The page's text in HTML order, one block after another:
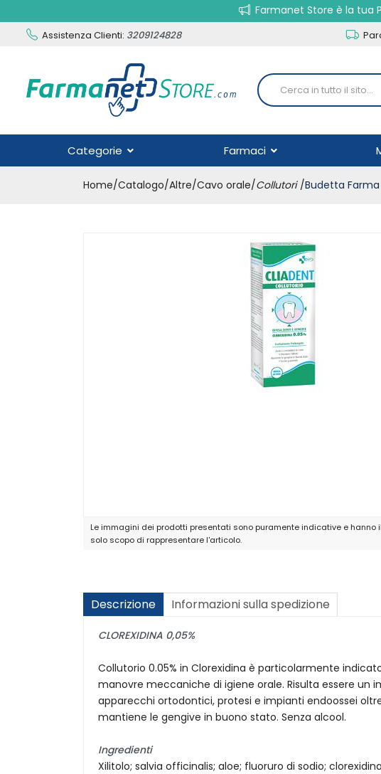
Farmanet Store è la tua
Assistenza Clienti: 3209124828
Categorie Farmaci
Home Catalogo/Altre/Cavo orale/Collutori Budetta
Le immagini dei prodotti presentati sono puramente indicative e hanno il
solo scopo di rappresentare l'articolo.
Descrizione Informazioni sulla spedizione
CLOREXIDINA 0,05%
Collutorio 0.05% in Clorexidina è particolarmente
manovre meccaniche di igiene orale. Risulta essere
apparecchi ortodontici, protesi e impianti endoossei
mantiene le gengive in buono stato. Senza alcool.
Ingredienti
Xilitolo; salvia officinalis; aloe; fluoruro di sodio;